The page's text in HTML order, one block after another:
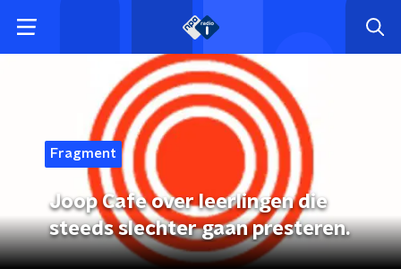
Fragment
Joop Cafe over leerlingen die
steeds slechter gaan presteren.